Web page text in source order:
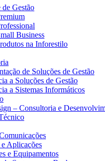
Gestão
Business
na Inforestilo
de Soluções de Gestão
a Soluções de Gestão
a Sistemas Informáticos
– Consultoria e
e Aplicações
e Equipamentos